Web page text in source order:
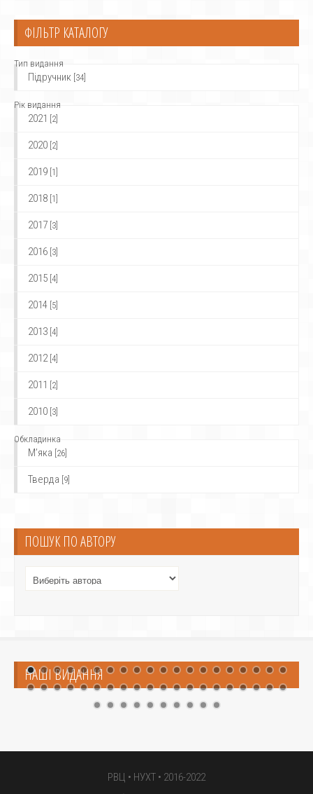
ФІЛЬТР КАТАЛОГУ
Тип видання
Підручник [34]
Рік видання
2021 [2]
2020 [2]
2019 [1]
2018 [1]
2017 [3]
2016 [3]
2015 [4]
2014 [5]
2013 [4]
2012 [4]
2011 [2]
2010 [3]
Обкладинка
М’яка [26]
Тверда [9]
ПОШУК ПО АВТОРУ
НАШІ ВИДАННЯ
РВЦ • НУХТ • 2016-2022